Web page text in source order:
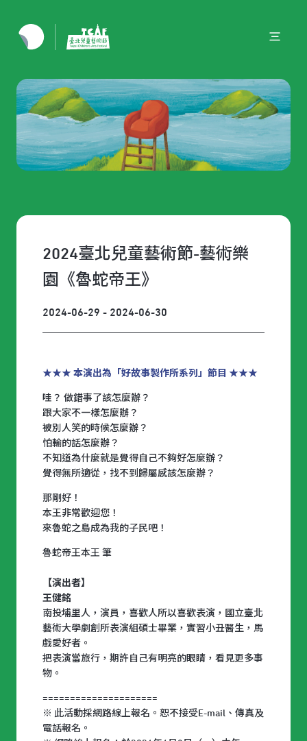
2024臺北兒童藝術節-藝術樂
園《魯蛇帝王》
2024-06-29 - 2024-06-30
★★★ 本演出為「好故事製作所系列」節目 ★★★
哇？ 做錯事了該怎麼辦？
跟大家不一樣怎麼辦？
被別人笑的時候怎麼辦？
怕輸的話怎麼辦？
不知道為什麼就是覺得自己不夠好怎麼辦？
覺得無所適從，找不到歸屬感該怎麼辦？
那剛好！
本王非常歡迎您！
來魯蛇之島成為我的子民吧！
魯蛇帝王本王 筆
【演出者】
王健銘
南投埔里人，演員，喜歡人所以喜歡表演，國立臺北
藝術大學劇創所表演組碩士畢業，實習小丑醫生，馬
戲愛好者。
把表演當旅行，期許自己有明亮的眼睛，看見更多事
物。
=====================
※ 此活動採網路線上報名。恕不接受E-mail、傳真及
電話報名。